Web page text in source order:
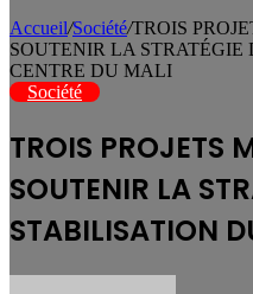
Accueil/Société/TROIS
SOUTENIR LA
CENTRE DU MALI
Société
TROIS PROJETS
SOUTENIR LA
STABILISATION